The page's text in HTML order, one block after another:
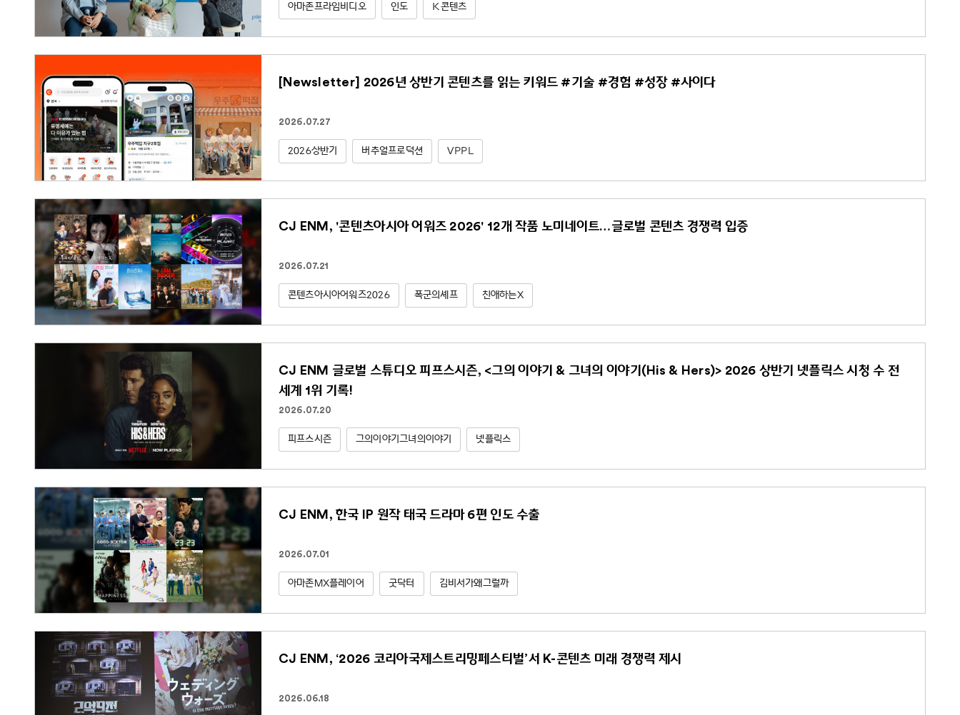
아마존프라임비디오 인도 K콘텐츠
[Newsletter] 2026년 상반기 콘텐츠를 읽는 키워드 #기술 #경험 #성장 #사이다
2026.07.27
2026상반기 버추얼프로덕션 VPPL
CJ ENM, '콘텐츠아시아 어워즈 2026' 12개 작품 노미네이트…글로벌 콘텐츠 경쟁력 입증
2026.07.21
콘텐츠아시아어워즈2026 폭군의셰프 친애하는X
CJ ENM 글로벌 스튜디오 피프스시즌, <그의 이야기 & 그녀의 이야기(His & Hers)> 2026 상반기 넷플릭스 시청 수 전
세계 1위 기록!
2026.07.20
피프스시즌 그의이야기그녀의이야기 넷플릭스
CJ ENM, 한국 IP 원작 태국 드라마 6편 인도 수출
2026.07.01
아마존MX플레이어 굿닥터 김비서가왜그럴까
CJ ENM, ‘2026 코리아국제스트리밍페스티벌’서 K-콘텐츠 미래 경쟁력 제시
2026.06.18